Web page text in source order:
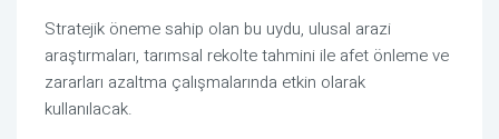
Stratejik öneme sahip olan bu uydu, ulusal arazi
araştırmaları, tarımsal rekolte tahmini ile afet önleme ve
zararları azaltma çalışmalarında etkin olarak
kullanılacak.